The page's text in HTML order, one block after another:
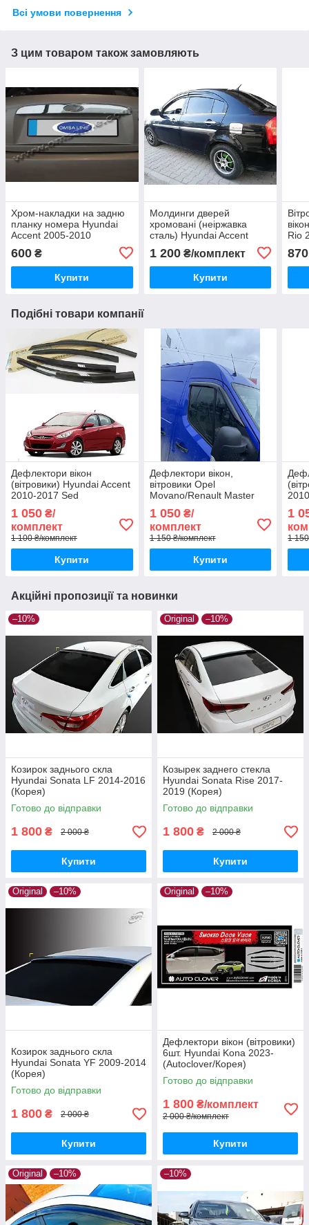
Всі умови повернення
З цим товаром також замовляють
Хром-накладки на задню
планку номера Hyundai
Accent 2005-2010
600 ₴
Купити
Молдинги дверей
хромовані (неіржавка
сталь) Hyundai Accent
1 200₴/комплект
Купити
Rio
870
Подібні товари компанії
Дефлектори вікон
(вітровики) Hyundai Accent
2010-2017 Sed
(Autoclover/Корея)
1 050 ₴/
комплект
1 100 ₴/комплект
Купити
Дефлектори вікон,
вітровики Opel
Movano/Renault Master
2010-2024 (Autoclover/
Корея)
1 050₴/
комплект
1 150 ₴/комплект
Купити
1
1
Акційні пропозиції та новинки
–10%
Козирок заднього скла
Hyundai Sonata LF 2014-2016
(Корея)
Готово до відправки
1 800 ₴ 2 000 ₴
Купити
Original –10%
Козырек заднего стекла
Hyundai Sonata Rise 2017-
2019 (Корея)
Готово до відправки
1 800 ₴ 2 000 ₴
Купити
Original –10%
Козирок заднього скла
Hyundai Sonata YF 2009-2014
(Корея)
Готово до відправки
1 800 ₴ 2 000 ₴
Купити
Original –10%
Дефлектори вікон (вітровики)
6шт. Hyundai Kona 2023-
(Autoclover/Корея)
Готово до відправки
1 800 ₴/комплект
2 000 ₴/комплект
Купити
Original –10% –10%